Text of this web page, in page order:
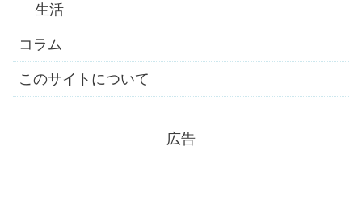
生活
コラム
このサイトについて
広告